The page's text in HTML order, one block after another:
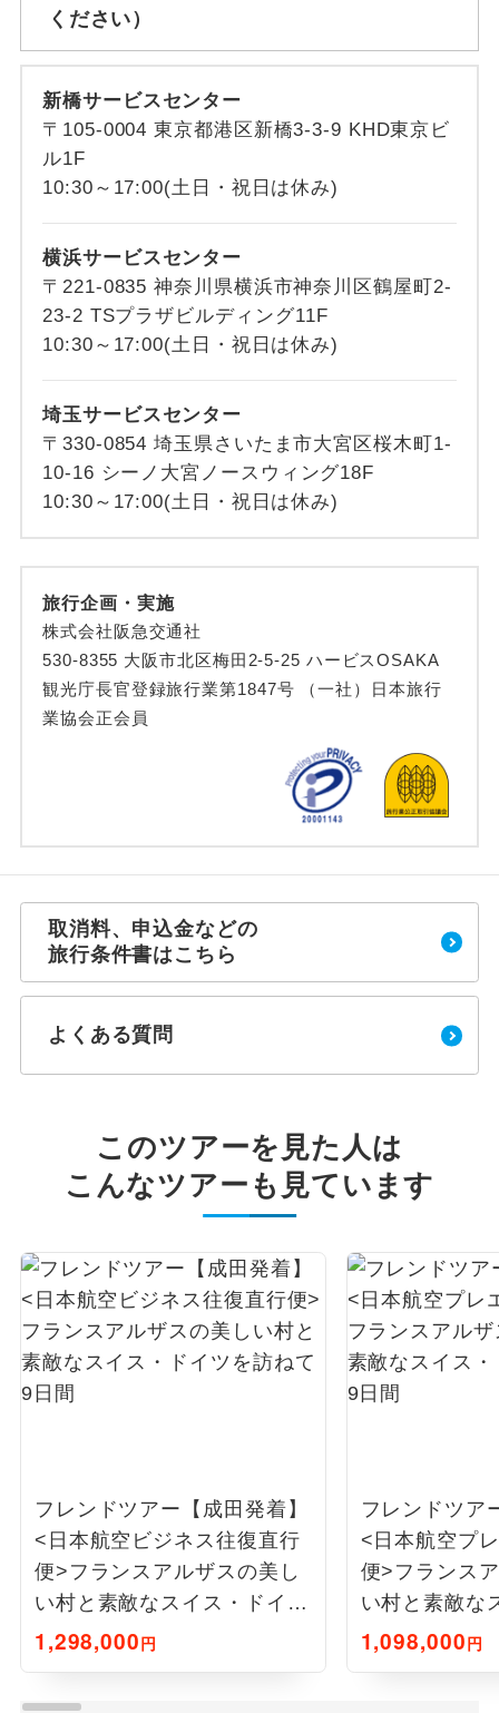
ください）
新橋サービスセンター
〒105-0004 東京都港区新橋3-3-9 KHD東京ビ
ル1F
10:30～17:00(土日・祝日は休み)
横浜サービスセンター
〒221-0835 神奈川県横浜市神奈川区鶴屋町2-
23-2 TSプラザビルディング11F
10:30～17:00(土日・祝日は休み)
埼玉サービスセンター
〒330-0854 埼玉県さいたま市大宮区桜木町1-
10-16 シーノ大宮ノースウィング18F
10:30～17:00(土日・祝日は休み)
旅行企画・実施
株式会社阪急交通社
530-8355 大阪市北区梅田2-5-25 ハービスOSAKA
観光庁長官登録旅行業第1847号 （一社）日本旅行
業協会正会員
取消料、申込金などの
旅行条件書はこちら
よくある質問
このツアーを見た人は
こんなツアーも見ています
フレンドツアー【成田発着】
<日本航空ビジネス往復直行
便>フランスアルザスの美し
い村と素敵なスイス・ドイツ
を訪ねて9日間
1,298,000円
フレンドツア
<日本航空プ
便>フランス
い村と素敵な
を訪ねて9日間
1,098,000円